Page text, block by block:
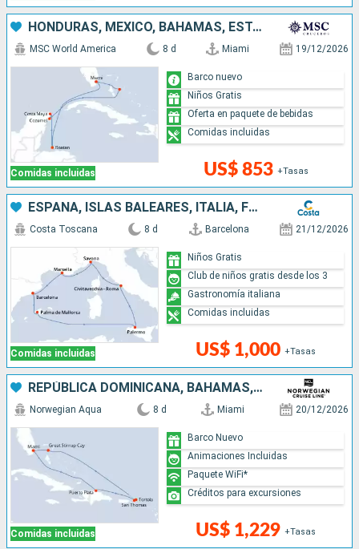
HONDURAS, MÉXICO, BAHAMAS, ESTADOS UNIDOS
Comidas incluidas
MSC World America 8 d Miami 19/12/2026
US$ 853 +Tasas
Barco nuevo
Niños Gratis
Oferta en paquete de bebidas
Comidas incluidas
ESPAÑA, ISLAS BALEARES, ITALIA, FRANCIA
Comidas incluidas
Costa Toscana 8 d Barcelona 21/12/2026
US$ 1,000 +Tasas
Niños Gratis
Club de niños gratis desde los 3
Gastronomía italiana
Comidas incluidas
REPÚBLICA DOMINICANA, BAHAMAS, ESTADOS UNIDOS
Comidas incluidas
Norwegian Aqua 8 d Miami 20/12/2026
US$ 1,229 +Tasas
Barco Nuevo
Animaciones Incluidas
Paquete WiFi*
Créditos para excursiones